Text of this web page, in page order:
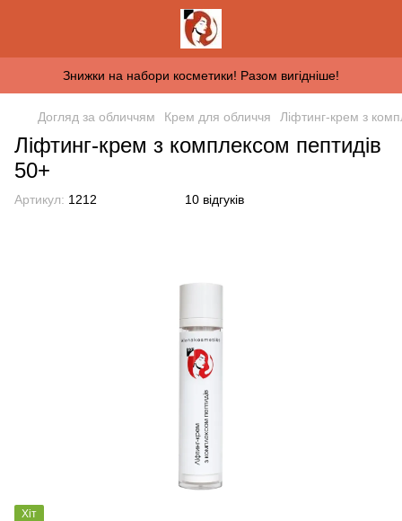
Знижки на набори косметики! Разом вигідніше!
Догляд за обличчям Крем для обличчя Ліфтинг-крем з
Ліфтинг-крем з комплексом пептидів
50+
Артикул: 1212 10 відгуків
Хіт